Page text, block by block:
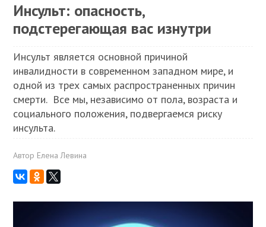
Инсульт: опасность,
подстерегающая вас изнутри
Инсульт является основной причиной
инвалидности в современном западном мире, и
одной из трех самых распространенных причин
смерти. Все мы, независимо от пола, возраста и
социального положения, подвергаемся риску
инсульта.
Автор Елена Левина